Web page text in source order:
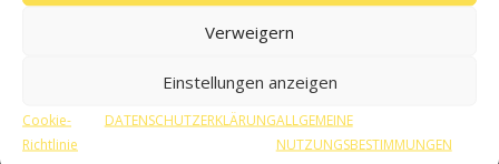
Verweigern
Einstellungen anzeigen
Cookie-
Richtlinie
DATENSCHUTZERKLÄRUNGALLGEMEINE
NUTZUNGSBESTIMMUNGEN
1 Lorbeerblatt